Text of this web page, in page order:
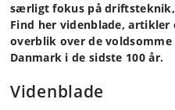
særligt fokus på
Find her videnblade, artikler
overblik over de
Danmark i de sidste 100 år.
Videnblade